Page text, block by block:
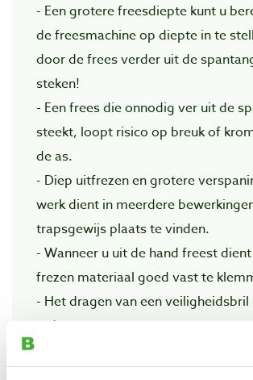
- Een grotere freesdiepte kunt u
de freesmachine op diepte in te
door de frees verder uit de
steken!
- Een frees die onnodig ver uit de
steekt, loopt risico op breuk of
de as.
- Diep uitfrezen en grotere
werk dient in meerdere
trapsgewijs plaats te vinden.
- Wanneer u uit de hand freest
frezen materiaal goed vast te
- Het dragen van een veiligheidsbril
raden.
- Vermijd loshangende